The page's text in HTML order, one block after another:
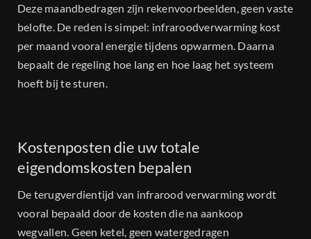
Deze maandbedragen zijn rekenvoorbeelden, geen vaste
belofte. De reden is simpel: infraroodverwarming kost
per maand vooral energie tijdens opwarmen. Daarna
bepaalt de regeling hoe lang en hoe laag het systeem
hoeft bij te sturen.
Kostenposten die uw totale
eigendomskosten bepalen
De terugverdientijd van infrarood verwarming wordt
vooral bepaald door de kosten die na aankoop
wegvallen. Geen ketel, geen watergedragen